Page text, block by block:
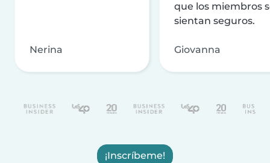
Nerina
que los miembros
sientan seguros.
Giovanna
¡Inscríbeme!